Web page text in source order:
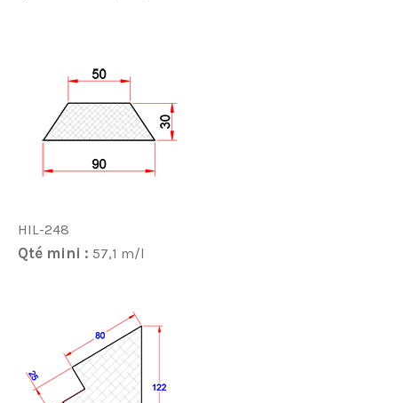
HIL-248
Qté mini : 57,1 m/l